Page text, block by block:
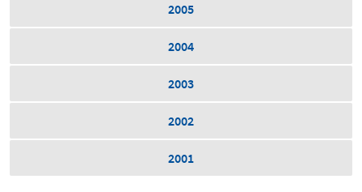
2005
2004
2003
2002
2001